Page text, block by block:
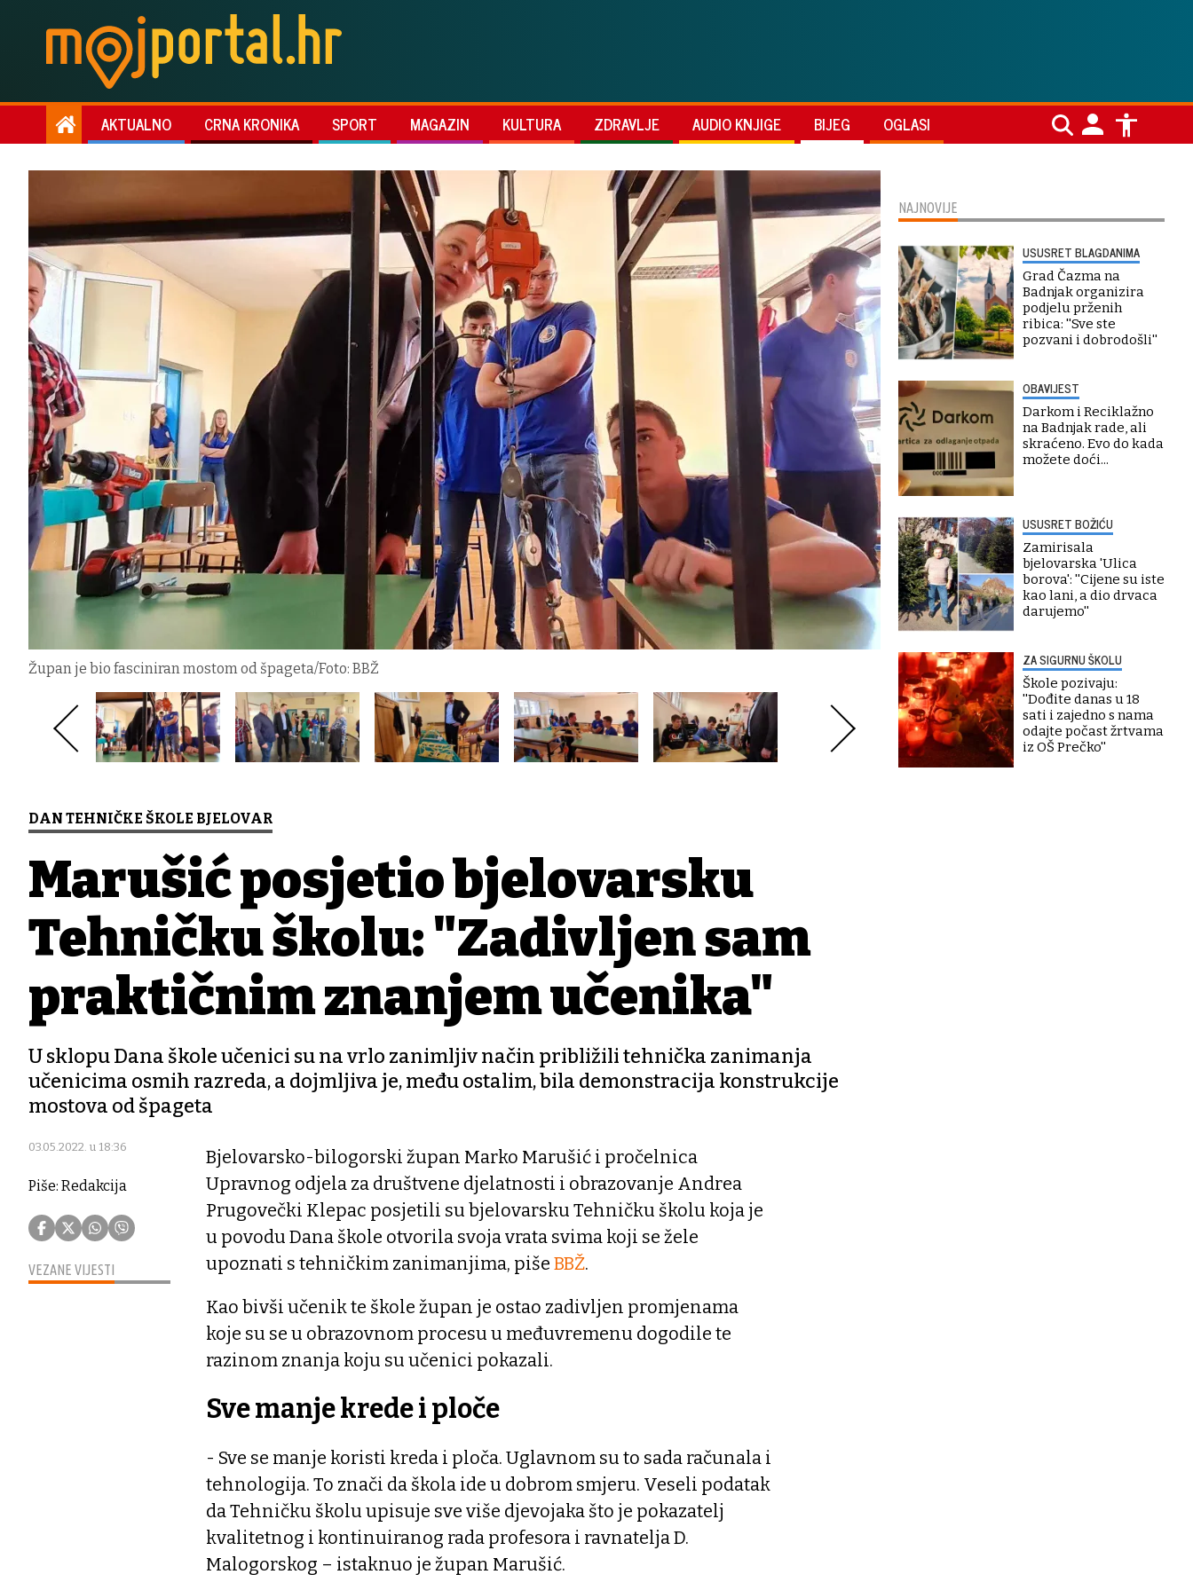
AKTUALNO CRNA KRONIKA SPORT MAGAZIN KULTURA ZDRAVLJE AUDIO KNJIGE BIJEG OGLASI
Župan je bio fasciniran mostom od špageta/Foto: BBŽ
DAN TEHNIČKE ŠKOLE BJELOVAR
Marušić posjetio bjelovarsku
Tehničku školu: "Zadivljen sam
praktičnim znanjem učenika"
U sklopu Dana škole učenici su na vrlo zanimljiv način približili tehnička zanimanja
učenicima osmih razreda, a dojmljiva je, među ostalim, bila demonstracija konstrukcije
mostova od špageta
03.05.2022. u 18:36
Piše: Redakcija
VEZANE VIJESTI
Bjelovarsko-bilogorski župan Marko Marušić i pročelnica
Upravnog odjela za društvene djelatnosti i obrazovanje Andrea
Prugovečki Klepac posjetili su bjelovarsku Tehničku školu koja je
u povodu Dana škole otvorila svoja vrata svima koji se žele
upoznati s tehničkim zanimanjima, piše BBŽ.
Kao bivši učenik te škole župan je ostao zadivljen promjenama
koje su se u obrazovnom procesu u međuvremenu dogodile te
razinom znanja koju su učenici pokazali.
Sve manje krede i ploče
- Sve se manje koristi kreda i ploča. Uglavnom su to sada računala i
tehnologija. To znači da škola ide u dobrom smjeru. Veseli podatak
da Tehničku školu upisuje sve više djevojaka što je pokazatelj
kvalitetnog i kontinuiranog rada profesora i ravnatelja D.
Malogorskog – istaknuo je župan Marušić.
NAJNOVIJE
USUSRET BLAGDANIMA
Grad Čazma na
Badnjak organizira
podjelu prženih
ribica: ''Sve ste
pozvani i dobrodošli''
OBAVIJEST
Darkom i Reciklažno
na Badnjak rade, ali
skraćeno. Evo do kada
možete doći...
USUSRET BOŽIĆU
Zamirisala
bjelovarska 'Ulica
borova': ''Cijene su iste
kao lani, a dio drvaca
darujemo''
ZA SIGURNU ŠKOLU
Škole pozivaju:
''Dođite danas u 18
sati i zajedno s nama
odajte počast žrtvama
iz OŠ Prečko''